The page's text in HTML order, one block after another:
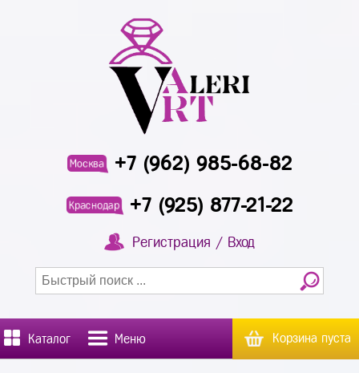
Москва +7 (962) 985-68-82
Краснодар +7 (925) 877-21-22
Регистрация / Вход
Каталог Меню Корзина пуста